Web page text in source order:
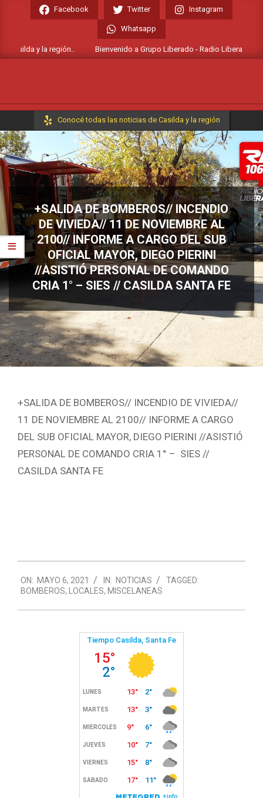
Facebook Twitter Instagram
Whatsapp
y la región.. Bienvenido a Grupo Liberado - Radio Liberada
Primary
Menu
Conocé todas las noticias de Casilda y la región
+SALIDA DE BOMBEROS// INCENDIO
DE VIVIEDA// 11 DE NOVIEMBRE AL
2100// INFORME A CARGO DEL SUB
OFICIAL MAYOR, DIEGO PIERINI
//ASISTIÓ PERSONAL DE COMANDO
CRIA 1° – SIES // CASILDA SANTA FE
+SALIDA DE BOMBEROS// INCENDIO DE VIVIEDA//
11 DE NOVIEMBRE AL 2100// INFORME A CARGO
DEL SUB OFICIAL MAYOR, DIEGO PIERINI //ASISTIÓ
PERSONAL DE COMANDO CRIA 1° – SIES //
CASILDA SANTA FE
05-
06
ON: MAYO 6, 2021 IN: NOTICIAS
TAGGED:
BOMBEROS, LOCALES, MISCELANEAS